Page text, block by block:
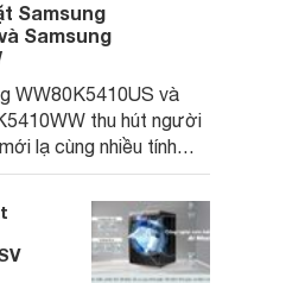
Samsung
Samsung
WW80K5410US và
thu hút người
lạ cùng nhiều tính
hợp với điều kiện của